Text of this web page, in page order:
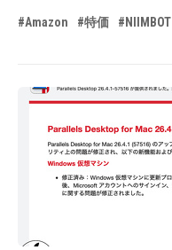
#Amazon #特価 #NIIMBOT